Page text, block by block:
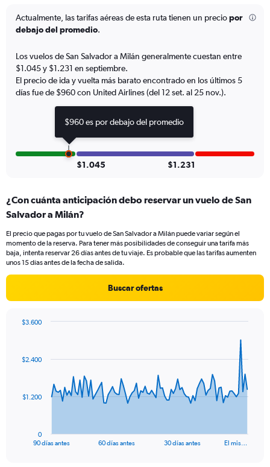
categories.
The
has
1
Y
axis
displaying
1800.
Actualmente, las tarifas aéreas de esta ruta tienen un preciopor
debajo del promedio.
Los vuelos de San Salvador a Milán generalmente cuestan entre
$1.045 y $1.231 en septiembre.
El precio de ida y vuelta más barato encontrado en los últimos 5
días fue de $960 con United Airlines (del 12 set. al 25 nov.).
$1.045 $1.231
¿Con cuánta anticipación debo reservar un vuelo de San
Salvador a Milán?
El precio que pagas por tu vuelo de San Salvador a Milán puede variar según el
momento de la reserva. Para tener más posibilidades de conseguir una tarifa más
baja, intenta reservar 26 días antes de tu viaje. Es probable que las tarifas aumenten
unos 15 días antes de la fecha de salida.
Buscar ofertas
data
The
90 días antes 60 días antes 30 días antes El mis…
0
$1.200
$2.400
$3.600
$960 es por debajo del promedio